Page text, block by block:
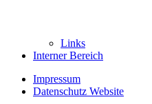
Links
Interner Bereich
Impressum
Datenschutz Website